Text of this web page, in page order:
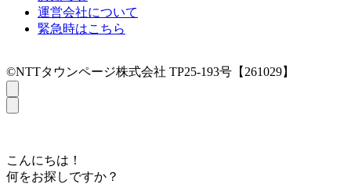
運営会社について
緊急時はこちら
©NTTタウンページ株式会社 TP25-193号【261029】
こんにちは！
何をお探しですか？